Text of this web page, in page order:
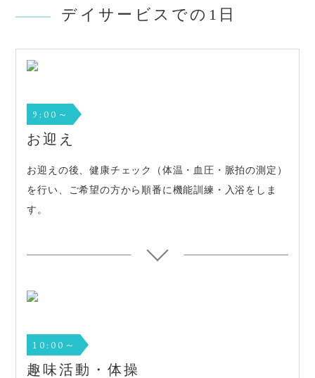
デイサービスでの1日
9:00～
お迎え
お迎えの後、健康チェック（体温・血圧・脈拍の測定）
を行い、ご希望の方から順番に機能訓練・入浴をしま
す。
10:00～
趣味活動・体操